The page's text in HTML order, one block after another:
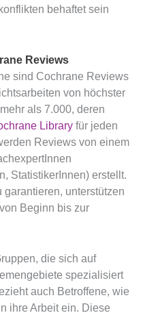
behaftet sein
Reviews
sind Cochrane Reviews
von höchster
als 7.000, deren
Library für jeden
Reviews von einem
StatistikerInnen) erstellt.
garantieren, unterstützen
Beginn bis zur
die sich auf
spezialisiert
auch Betroffene, wie
ihre Arbeit ein. Diese